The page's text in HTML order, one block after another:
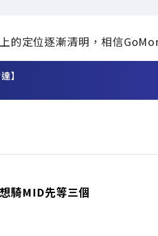
的定位逐漸清明，相信
】
騎MID先等三個